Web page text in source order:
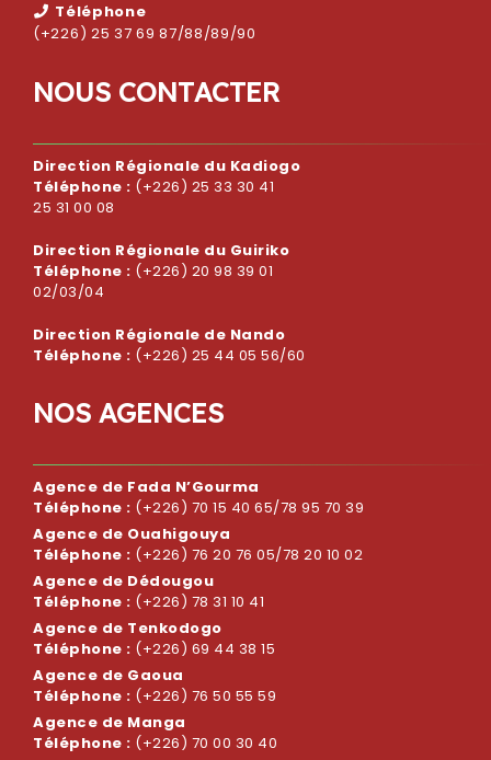
Téléphone
(+226) 25 37 69 87/88/89/90
NOUS CONTACTER
Direction Régionale du Kadiogo
Téléphone : (+226) 25 33 30 41
25 31 00 08
Direction Régionale du Guiriko
Téléphone : (+226) 20 98 39 01
02/03/04
Direction Régionale de Nando
Téléphone : (+226) 25 44 05 56/60
NOS AGENCES
Agence de Fada N’Gourma
Téléphone : (+226) 70 15 40 65/78 95 70 39
Agence de Ouahigouya
Téléphone : (+226) 76 20 76 05/78 20 10 02
Agence de Dédougou
Téléphone : (+226) 78 31 10 41
Agence de Tenkodogo
Téléphone : (+226) 69 44 38 15
Agence de Gaoua
Téléphone : (+226) 76 50 55 59
Agence de Manga
Téléphone : (+226) 70 00 30 40